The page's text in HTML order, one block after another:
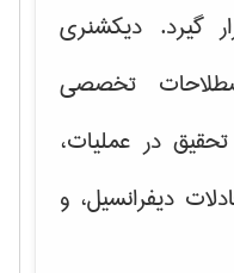
گیرد. دیکشنری
تخصصی
تحقیق در عملیات،
دیفرانسیل، و